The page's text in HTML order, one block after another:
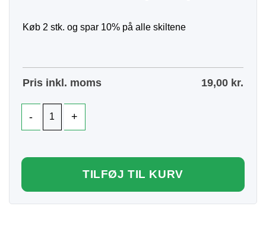
Køb 2 stk. og spar 10% på alle skiltene
Pris inkl. moms 19,00 kr.
TILFØJ TIL KURV